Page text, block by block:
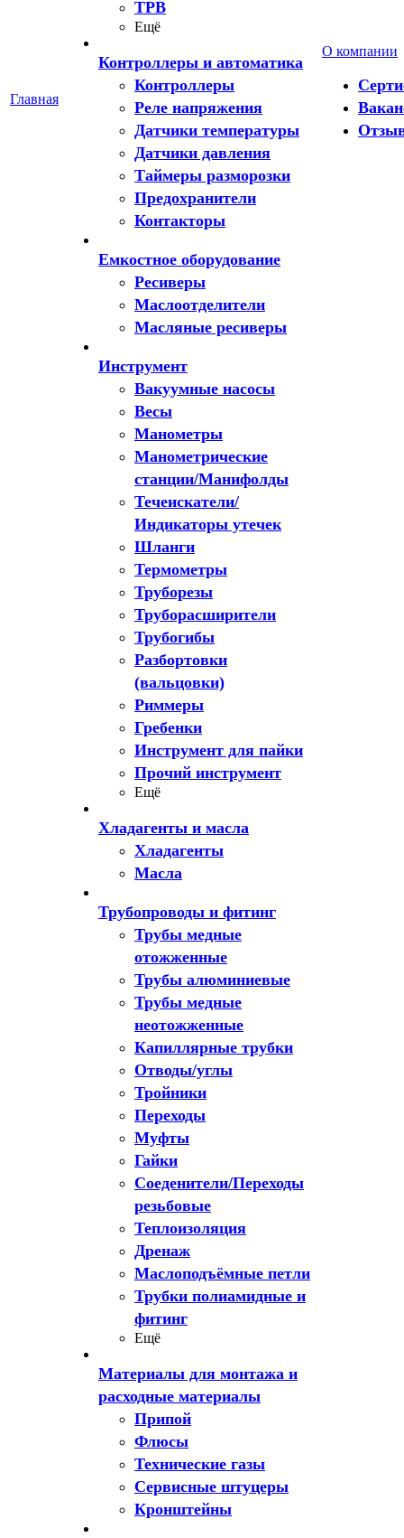
Главная
ТРВ
Ещё
Контроллеры и автоматика
Контроллеры
Реле напряжения
Датчики температуры
Датчики давления
Таймеры разморозки
Предохранители
Контакторы
Емкостное оборудование
Ресиверы
Маслоотделители
Масляные ресиверы
Инструмент
Вакуумные насосы
Весы
Манометры
Манометрические
станции/Манифолды
Течеискатели/
Индикаторы утечек
Шланги
Термометры
Труборезы
Труборасширители
Трубогибы
Разбортовки
(вальцовки)
Риммеры
Гребенки
Инструмент для пайки
Прочий инструмент
Ещё
Хладагенты и масла
Хладагенты
Масла
Трубопроводы и фитинг
Трубы медные
отожженные
Трубы алюминиевые
Трубы медные
неотожженные
Капиллярные трубки
Отводы/углы
Тройники
Переходы
Муфты
Гайки
Соеденители/Переходы
резьбовые
Теплоизоляция
Дренаж
Маслоподъёмные петли
Трубки полиамидные и
фитинг
Ещё
Материалы для монтажа и
расходные материалы
Припой
Флюсы
Технические газы
Сервисные штуцеры
Кронштейны
О компании